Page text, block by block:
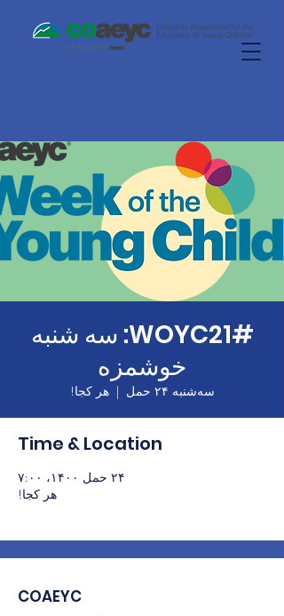
#WOYC21: سه شنبه
خوشمزه
سه‌شنبه ۲۴ حمل
  |
هر کجا!
Time & Location
۲۴ حمل ۱۴۰۰، ۷:۰۰
هر کجا!
COAEYC